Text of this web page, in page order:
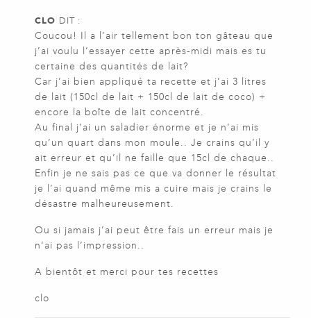
CLO DIT :
Coucou! Il a l’air tellement bon ton gâteau que
j’ai voulu l’essayer cette après-midi mais es tu
certaine des quantités de lait?
Car j’ai bien appliqué ta recette et j’ai 3 litres
de lait (150cl de lait + 150cl de lait de coco) +
encore la boîte de lait concentré.
Au final j’ai un saladier énorme et je n’ai mis
qu’un quart dans mon moule.. Je crains qu’il y
ait erreur et qu’il ne faille que 15cl de chaque..
Enfin je ne sais pas ce que va donner le résultat
je l’ai quand même mis a cuire mais je crains le
désastre malheureusement.
Ou si jamais j’ai peut être fais un erreur mais je
n’ai pas l’impression..
A bientôt et merci pour tes recettes
clo